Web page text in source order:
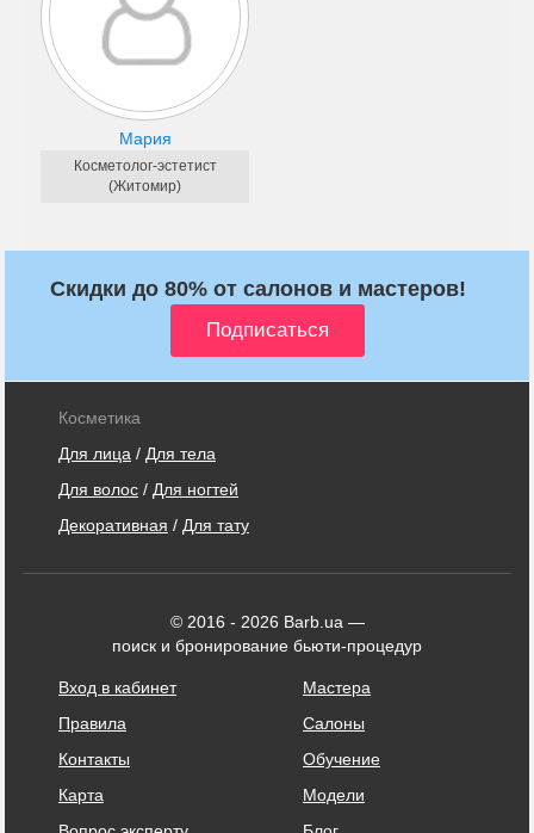
Мария
Косметолог-эстетист
(Житомир)
Скидки до 80% от салонов и мастеров!
Косметика
Для лица / Для тела
Для волос / Для ногтей
Декоративная / Для тату
© 2016 - 2026 Barb.ua —
поиск и бронирование бьюти-процедур
Вход в кабинет
Правила
Контакты
Карта
Мастера
Салоны
Обучение
Модели